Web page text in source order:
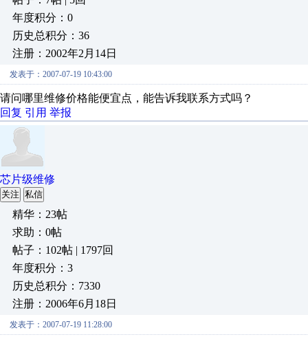
年度积分：0
历史总积分：36
注册：2002年2月14日
发表于：2007-07-19 10:43:00
请问哪里维修价格能便宜点，能告诉我联系方式吗？
回复 引用 举报
芯片级维修
关注 私信
精华：23帖
求助：0帖
帖子：102帖 | 1797回
年度积分：3
历史总积分：7330
注册：2006年6月18日
发表于：2007-07-19 11:28:00